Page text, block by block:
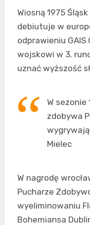
Wiosną 1975
debiutuje w
odprawieniu
wojskowi w 3.
uznać wyższość
W sezonie
zdobywa
Mielec
W nagrodę
Pucharze
wyeliminowaniu
Bohemiansa